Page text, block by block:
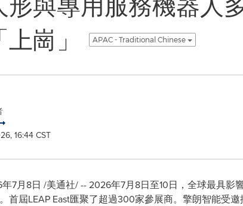
崗」
APAC - Traditional Chinese
16:44 CST
7月8日 /美通社/ -- 2026年7月8日至10日，全球最具
首屆LEAP East匯聚了超過300家參展商。擎朗智能受